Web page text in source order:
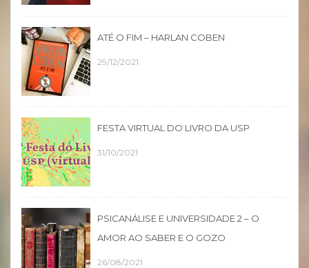
ATÉ O FIM – HARLAN COBEN
29/12/2021
FESTA VIRTUAL DO LIVRO DA USP
31/10/2021
PSICANÁLISE E UNIVERSIDADE 2 – O
AMOR AO SABER E O GOZO
26/08/2021